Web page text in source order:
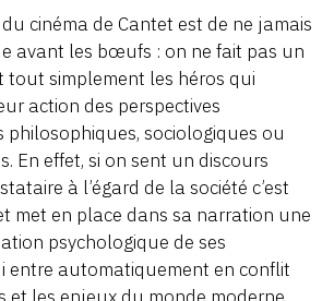
cinéma de Cantet est de ne jamais
avant les bœufs : on ne fait pas un
tout simplement les héros qui
action des perspectives
philosophiques, sociologiques ou
En effet, si on sent un discours
à l’égard de la société c’est
met en place dans sa narration une
psychologique de ses
entre automatiquement en conflit